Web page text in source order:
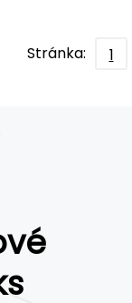
Stránka: 1